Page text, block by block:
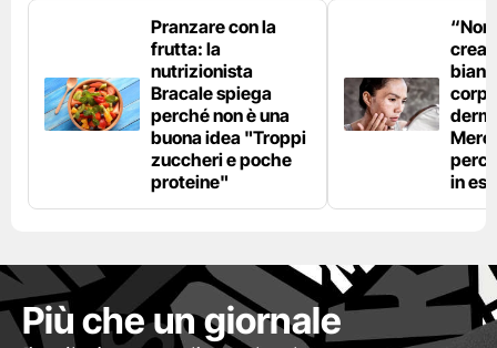
Pranzare con la
frutta: la
nutrizionista
Bracale spiega
perché non è una
buona idea "Troppi
zuccheri e poche
proteine"
“Non
in
Più che un giornale